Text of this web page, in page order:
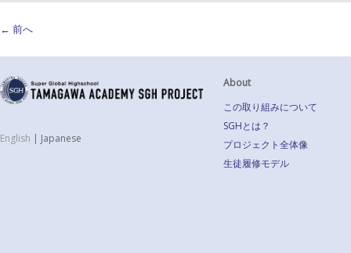
← 前へ
English | Japanese
About
この取り組みについて
SGHとは？
プロジェクト全体像
生徒履修モデル